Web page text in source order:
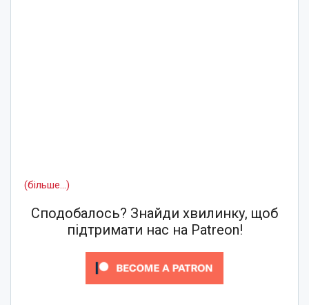
(більше…)
Сподобалось? Знайди хвилинку, щоб
підтримати нас на Patreon!